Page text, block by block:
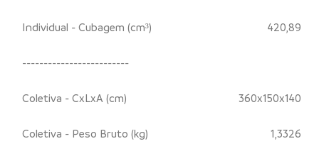
Individual - Cubagem (cm³) 420,89
-------------------------
Coletiva - CxLxA (cm) 360x150x140
Coletiva - Peso Bruto (kg) 1,3326